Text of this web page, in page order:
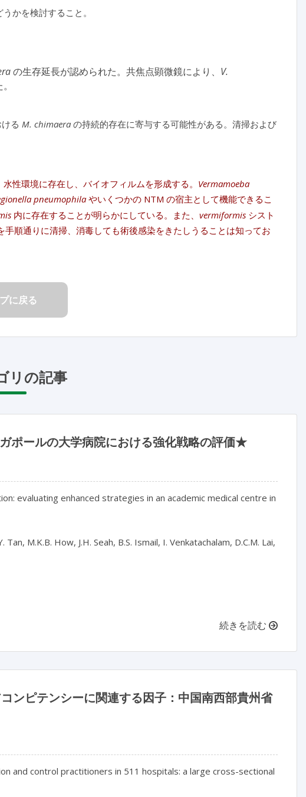
かを検討すること。
の生存延長が認められた。共焦点顕微鏡により、 V.
る M. chimaera の持続的存在に寄与する可能性がある。清掃および
性環境に存在し、バイオフィルムを形成する。 Vermamoeba
pneumophila やいくつかの NTM の宿主として機能できるこ
内に存在することが明らかにしている。また、 vermiformis シスト
順通りに清掃、消毒しても術後感染をきたしうることは知ってお
に戻る
リの記事
ポールの大学病院における強化戦略の評価★
evaluating enhanced strategies in an academic medical centre in
Tan, M.K.B. How, J.H. Seah, B.S. Ismail, I. Venkatachalam, D.C.M. Lai,
続きを読む
ンピテンシーに関連する因子：中国南西部貴州省
and control practitioners in 511 hospitals: a large cross-sectional